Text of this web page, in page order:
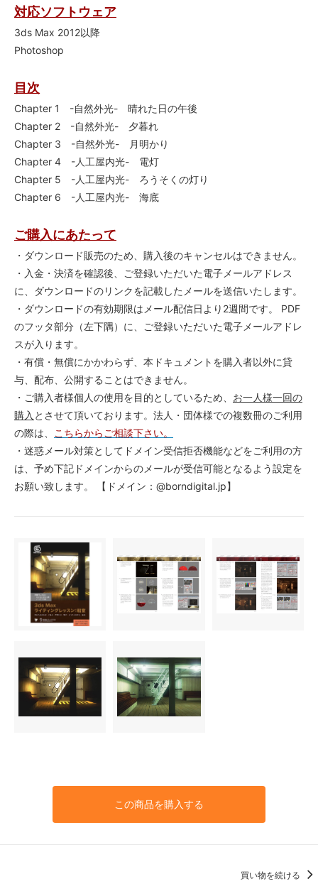
対応ソフトウェア
3ds Max 2012以降
Photoshop
目次
Chapter 1 -自然外光- 晴れた日の午後
Chapter 2 -自然外光- 夕暮れ
Chapter 3 -自然外光- 月明かり
Chapter 4 -人工屋内光- 電灯
Chapter 5 -人工屋内光- ろうそくの灯り
Chapter 6 -人工屋内光- 海底
ご購入にあたって
・ダウンロード販売のため、購入後のキャンセルはできません。
・入金・決済を確認後、ご登録いただいた電子メールアドレス
に、ダウンロードのリンクを記載したメールを送信いたします。
・ダウンロードの有効期限はメール配信日より2週間です。 PDF
のフッタ部分（左下隅）に、ご登録いただいた電子メールアドレ
スが入ります。
・有償・無償にかかわらず、本ドキュメントを購入者以外に貸
与、配布、公開することはできません。
・ご購入者様個人の使用を目的としているため、 お一人様一回の
購入 とさせて頂いております。法人・団体様での複数冊のご利用
の際は、 こちらからご相談下さい。
・迷惑メール対策としてドメイン受信拒否機能などをご利用の方
は、予め下記ドメインからのメールが受信可能となるよう設定を
お願い致します。 【ドメイン：@borndigital.jp】
この商品を購入する
買い物を続ける